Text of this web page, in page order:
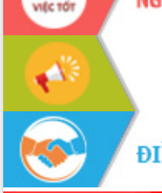
Đắk Lắk phát động hưởng ứng Ngày
Quyền của người tiêu dùng Việt Nam
Đẩy mạnh cải cách hành chính, quyết
tâm đạt được mục tiêu tăng trưởng
hai con số trong năm 2026
Tổ chức trang trọng Lễ hội Đền thờ
Lương Văn Chánh năm 2026
Phó Bí thư Tỉnh ủy Đắk Lắk Đỗ Hữu
Huy giữ chức Bí thư Đảng ủy Ủy Ban
Nhân dân tỉnh